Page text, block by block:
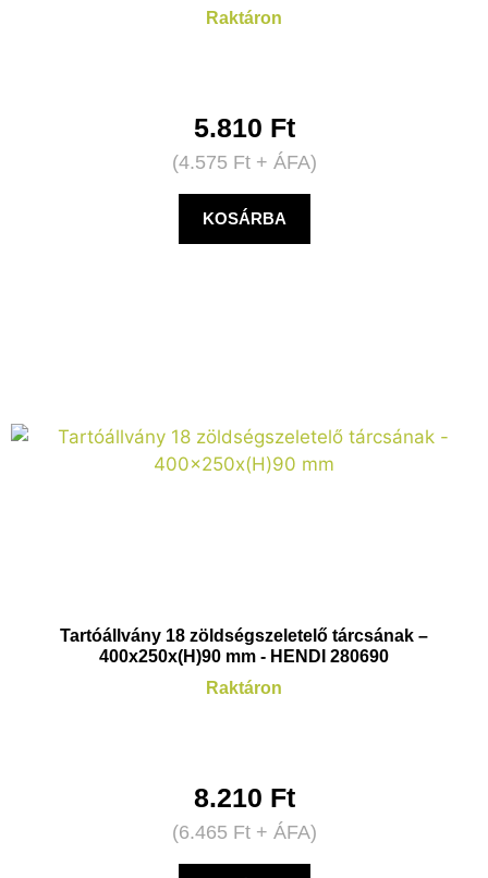
Raktáron
5.810 Ft
(4.575 Ft+ ÁFA)
KOSÁRBA
Tartóállvány 18 zöldségszeletelő tárcsának –
400x250x(H)90 mm - HENDI 280690
Raktáron
8.210 Ft
(6.465 Ft+ ÁFA)